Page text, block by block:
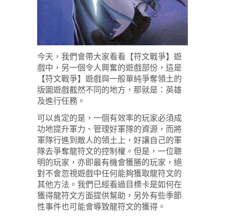
今天，我們會帶大家看看【符文戰爭】遊
戲中，另一個令人興奮的遊戲部份，這是
【符文戰爭】遊戲與一般單純爭奪領土的
版圖遊戲截然不同的地方，那就是：英雄
及進行任務。
可以肯定的是，一個有效率的玩家必須成
功地提升軍力、管理好軍隊的資源，而將
軍隊行進到敵人的領土上，好讓自己的軍
隊去爭奪龍符文的控制權。但是，一位聰
明的玩家，亦即最有機會獲勝的玩家，絕
對不會忽視遊戲中任何能夠獲取龍符文的
其他方法。我們已經看過目標卡是如何在
獲得龍符文方面提供幫助，另外有些季節
性事件也可能會導致龍符文的獲得。